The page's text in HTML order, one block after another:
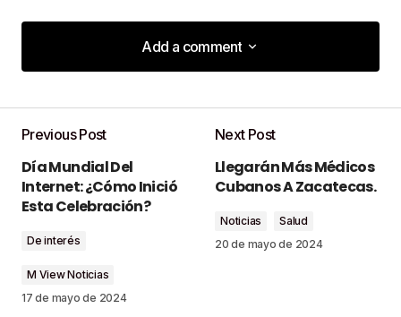
Add a comment
Add a comment
publicada. Los campos obligatorios están
marcados con *
Comment
Previous Post
Día Mundial Del
Internet: ¿Cómo Inició
Esta Celebración?
De interés
M View Noticias
17 de mayo de 2024
Next Post
Llegarán Más Médicos
Cubanos A Zacatecas.
Noticias
Salud
20 de mayo de 2024